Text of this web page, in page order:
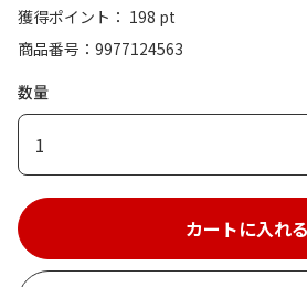
獲得ポイント： 198 pt
商品番号
9977124563
数量
1